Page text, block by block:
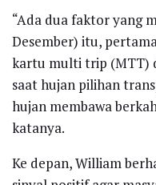
“Ada dua faktor yang
Desember) itu,
kartu multi trip (MTT)
saat hujan pilihan
hujan membawa
katanya.
Ke depan, William